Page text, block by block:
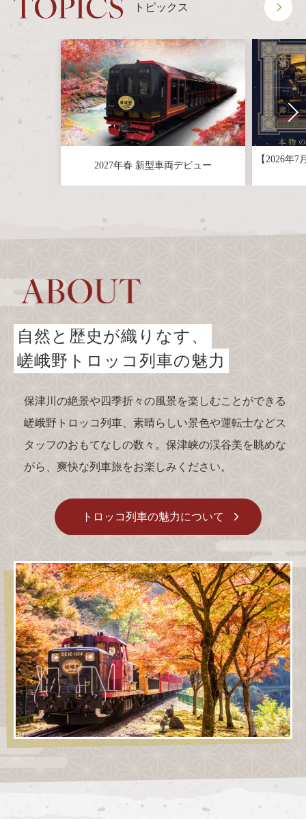
お知らせ
station information
各駅情報
各駅情報一覧
トロッコ嵯峨駅
周辺観光スポット一覧
嵐山エリア
保津峡エリア
亀岡エリア
トピックス
2027年春 新型車両デビュー
【2026年
自然と歴史が織りなす、
嵯峨野トロッコ列車の魅力
保津川の絶景や四季折々の風景を楽しむことができる
嵯峨野トロッコ列車、素晴らしい景色や運転士などス
タッフのおもてなしの数々。保津峡の渓谷美を眺めな
がら、爽快な列車旅をお楽しみください。
トロッコ列車の魅力について